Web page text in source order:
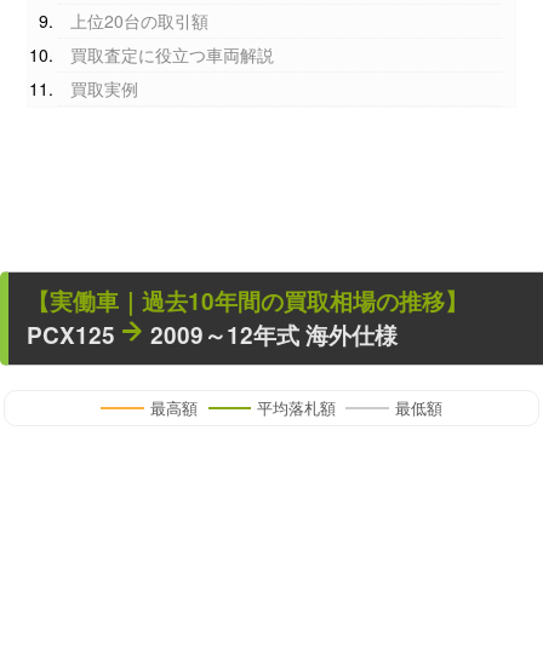
上位20台の取引額
買取査定に役立つ車両解説
買取実例
【実働車 ｜過去10年間の買取相場の推移】
PCX125
2009～12年式 海外仕様
最高額 平均落札額 最低額